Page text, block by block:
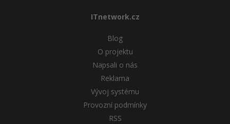
ITnetwork.cz
Blog
O projektu
Napsali o nás
Reklama
Vývoj systému
Provozní podmínky
RSS